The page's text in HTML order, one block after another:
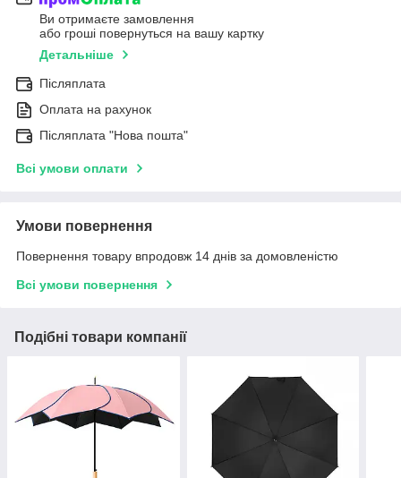
Ви отримаєте замовлення
або гроші повернуться на вашу картку
Детальніше
Післяплата
Оплата на рахунок
Післяплата "Нова пошта"
Всі умови оплати
Умови повернення
Повернення товару впродовж 14 днів за домовленістю
Всі умови повернення
Подібні товари компанії